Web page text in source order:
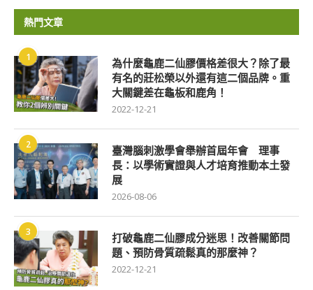
熱門文章
1
為什麼龜鹿二仙膠價格差很大？除了最
有名的莊松榮以外還有這二個品牌。重
大關鍵差在龜板和鹿角！
2022-12-21
2
臺灣腦刺激學會舉辦首屆年會 理事
長：以學術實證與人才培育推動本土發
展
2026-08-06
3
打破龜鹿二仙膠成分迷思！改善關節問
題、預防骨質疏鬆真的那麼神？
2022-12-21